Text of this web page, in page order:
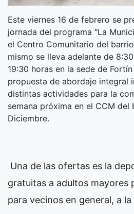
Este viernes 16 de febrero se
jornada del programa “La
el Centro Comunitario del
mismo se lleva adelante de
19:30 horas en la sede de
propuesta de abordaje integral
distintas actividades para la
semana próxima en el CCM del
Diciembre.
Una de las ofertas es la
gratuitas a adultos mayores
para vecinos en general, a